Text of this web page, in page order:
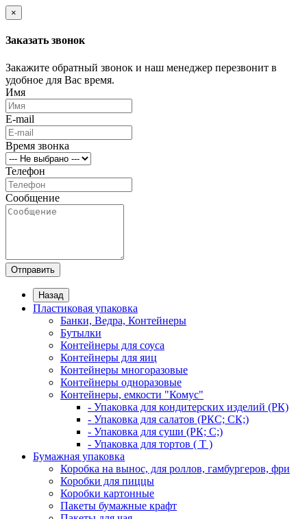
×
Заказать звонок
Закажите обратный звонок и наш менеджер перезвонит в
удобное для Вас время.
Имя
E-mail
Время звонка
Телефон
Сообщение
Отправить
Назад
Пластиковая упаковка
Банки, Ведра, Контейнеры
Бутылки
Контейнеры для соуса
Контейнеры для яиц
Контейнеры многоразовые
Контейнеры одноразовые
Контейнеры, емкости "Комус"
- Упаковка для кондитерских изделий (РК)
- Упаковка для салатов (РКС; СК;)
- Упаковка для суши (РК; С;)
- Упаковка для тортов ( Т )
Бумажная упаковка
Коробка на вынос, для роллов, гамбургеров, фри
Коробки для пиццы
Коробки картонные
Пакеты бумажные крафт